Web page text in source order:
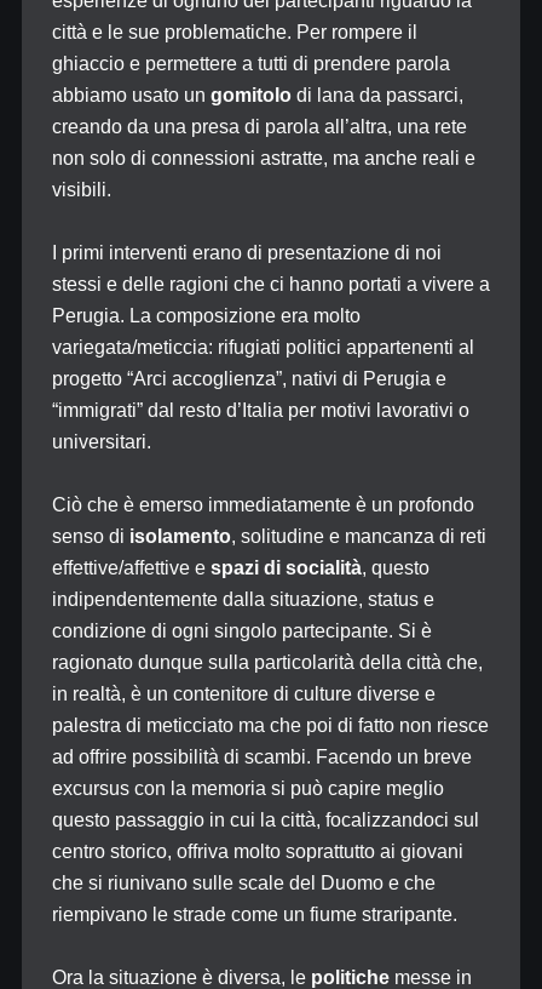
città e le sue problematiche. Per rompere il
ghiaccio e permettere a tutti di prendere parola
abbiamo usato un gomitolodi lana da passarci,
creando da una presa di parola all’altra, una rete
non solo di connessioni astratte, ma anche reali e
visibili.
I primi interventi erano di presentazione di noi
stessi e delle ragioni che ci hanno portati a vivere a
Perugia. La composizione era molto
variegata/meticcia: rifugiati politici appartenenti al
progetto “Arci accoglienza”, nativi di Perugia e
“immigrati” dal resto d’Italia per motivi lavorativi o
universitari.
Ciò che è emerso immediatamente è un profondo
senso di isolamento, solitudine e mancanza di reti
effettive/affettive e spazi di socialità, questo
indipendentemente dalla situazione, status e
condizione di ogni singolo partecipante. Si è
ragionato dunque sulla particolarità della città che,
in realtà, è un contenitore di culture diverse e
palestra di meticciato ma che poi di fatto non riesce
ad offrire possibilità di scambi. Facendo un breve
excursus con la memoria si può capire meglio
questo passaggio in cui la città, focalizzandoci sul
centro storico, offriva molto soprattutto ai giovani
che si riunivano sulle scale del Duomo e che
riempivano le strade come un fiume straripante.
Ora la situazione è diversa, le politichemesse in